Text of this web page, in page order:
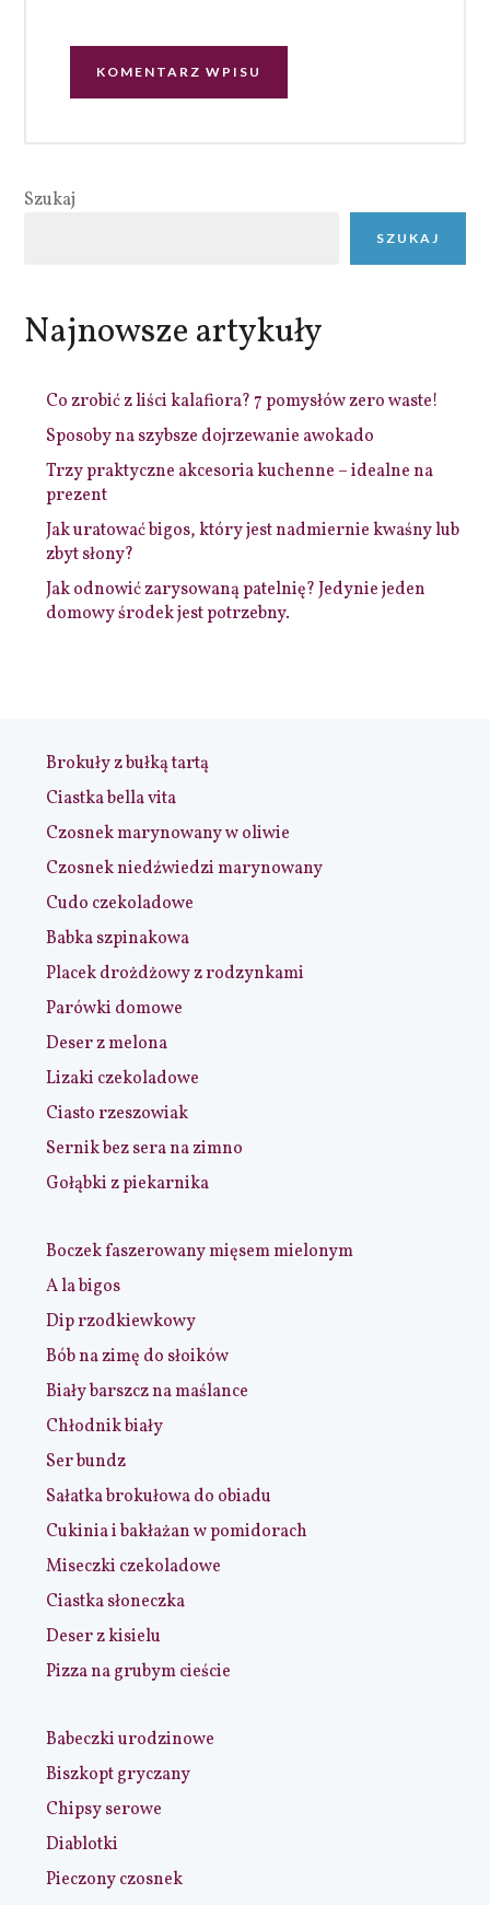
Szukaj
SZUKAJ
Najnowsze artykuły
Co zrobić z liści kalafiora? 7 pomysłów zero waste!
Sposoby na szybsze dojrzewanie awokado
Trzy praktyczne akcesoria kuchenne – idealne na
prezent
Jak uratować bigos, który jest nadmiernie kwaśny lub
zbyt słony?
Jak odnowić zarysowaną patelnię? Jedynie jeden
domowy środek jest potrzebny.
Brokuły z bułką tartą
Ciastka bella vita
Czosnek marynowany w oliwie
Czosnek niedźwiedzi marynowany
Cudo czekoladowe
Babka szpinakowa
Placek drożdżowy z rodzynkami
Parówki domowe
Deser z melona
Lizaki czekoladowe
Ciasto rzeszowiak
Sernik bez sera na zimno
Gołąbki z piekarnika
Boczek faszerowany mięsem mielonym
A la bigos
Dip rzodkiewkowy
Bób na zimę do słoików
Biały barszcz na maślance
Chłodnik biały
Ser bundz
Sałatka brokułowa do obiadu
Cukinia i bakłażan w pomidorach
Miseczki czekoladowe
Ciastka słoneczka
Deser z kisielu
Pizza na grubym cieście
Babeczki urodzinowe
Biszkopt gryczany
Chipsy serowe
Diablotki
Pieczony czosnek